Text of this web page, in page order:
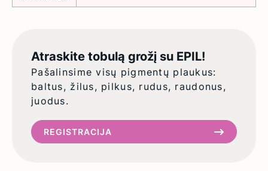
Atraskite tobulą grožį su EPIL!
Pašalinsime visų pigmentų plaukus:
baltus, žilus, pilkus, rudus, raudonus,
juodus.
REGISTRACIJA